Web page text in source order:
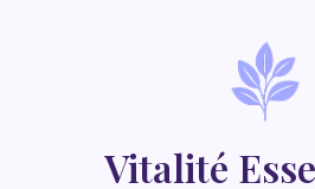
Vitalité